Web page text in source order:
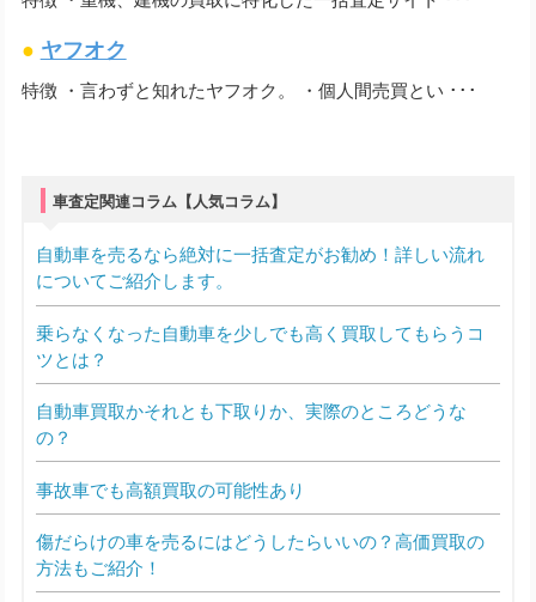
● ヤフオク
特徴 ・言わずと知れたヤフオク。 ・個人間売買とい ･･･
車査定関連コラム【人気コラム】
自動車を売るなら絶対に一括査定がお勧め！詳しい流れ
についてご紹介します。
乗らなくなった自動車を少しでも高く買取してもらうコ
ツとは？
自動車買取かそれとも下取りか、実際のところどうな
の？
事故車でも高額買取の可能性あり
傷だらけの車を売るにはどうしたらいいの？高価買取の
方法もご紹介！